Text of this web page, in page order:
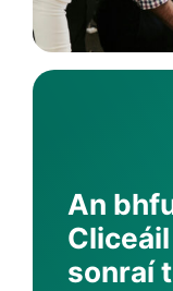
An
sonraí